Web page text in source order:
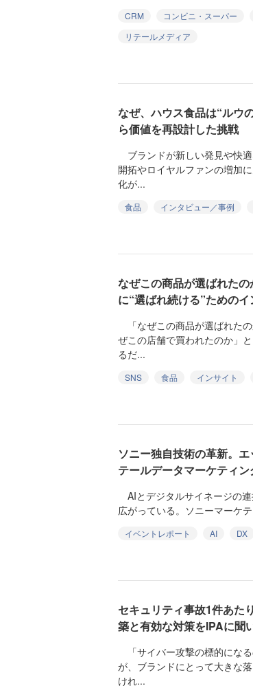
CRM コンビニ・スーパー
リテールメディア
なぜ、ハウス食品は“ルウ
ら価値を再設計した挑戦
ブランドが新しい発見や快
開拓やロイヤルファンの増加
化が...
食品 インタビュー／事例
なぜこの商品が選ばれた
に“選ばれ続ける”ための
「なぜこの商品が選ばれた
ぜこの店舗で買われたのか」
るだ...
SNS 食品 インサイト
ソニー独自技術の革新。
テールデータマーケティン
AIとデジタルサイネージの
広がっている。ソニーマーケ
イベントレポート AI DX
セキュリティ事故1件あ
築と有効な対策をIPAに聞
「サイバー攻撃の標的にな
が、ブランドにとって大きな
けれ...